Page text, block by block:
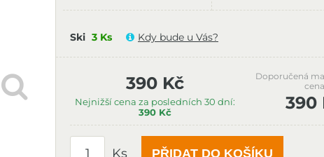
Ski 3 Ks Kdy bude u Vás?
390 Kč
Nejnižší cena za posledních 30 dní:
390 Kč
Doporučená
cena
390
Ks PŘIDAT DO KOŠÍKU